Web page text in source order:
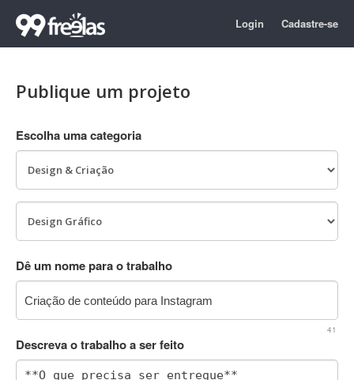
Login Cadastre-se
Publique um projeto
Escolha uma categoria
Dê um nome para o trabalho
41
Descreva o trabalho a ser feito